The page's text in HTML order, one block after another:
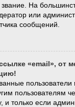
звание. На
или
сообщений.
«email», от
пользователи
пользователям
только если